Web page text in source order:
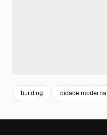
building cidade moderna